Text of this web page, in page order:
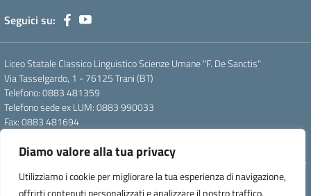
Diamo valore alla tua privacy
Utilizziamo i cookie per migliorare la tua esperienza di navigazione,
offrirti contenuti personalizzati e analizzare il nostro traffico.
Seguici su:
Liceo Statale Classico Linguistico Scienze Umane "F. De Sanctis"
Via Tasselgardo, 1 - 76125 Trani (BT)
Telefono: 0883 481359
Telefono sede ex LUM: 0883 990033
Fax: 0883 481694
Pec: btpc210007@pec.istruzione.it
Codice Meccanografico: istsc_btpc210007 - Codice Fiscale: 92058830727
- Codice Univoco d'ufficio: UFG4S9